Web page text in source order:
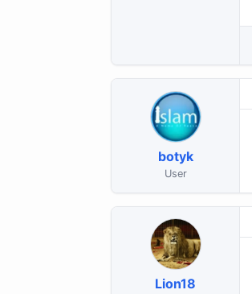
botyk
User
Lion18